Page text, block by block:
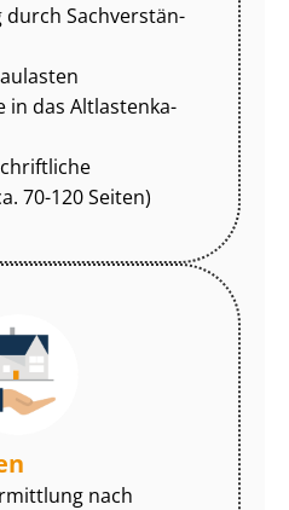
durch Sach­ver­stän­
in das Alt­las­ten­ka­
70-120 Seiten)
nach